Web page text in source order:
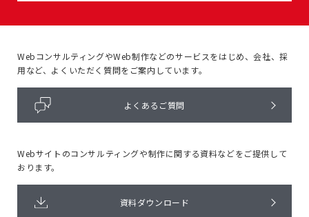
WebコンサルティングやWeb制作などのサービスをはじめ、会社、採
用など、よくいただく質問をご案内しています。
よくあるご質問
Webサイトのコンサルティングや制作に関する資料などをご提供して
おります。
資料ダウンロード